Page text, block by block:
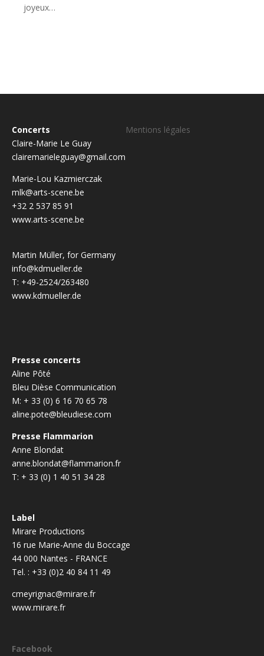
joyeux…
Concerts
Claire-Marie Le Guay
clairemarieleguay@gmail.com
Marie-Lou Kazmierczak
mlk@arts-scene.be
+32 2 537 85 91
www.arts-scene.be
Martin Müller, for Germany
info@kdmueller.de
T: +49-2524/263480
www.kdmueller.de
Mentions légales
Presse concerts
Aline Pôté
Bleu Dièse Communication
M: + 33 (0) 6 16 70 65 78
aline.pote@bleudiese.com
Presse Flammarion
Anne Blondat
anne.blondat@flammarion.fr
T: + 33 (0) 1 40 51 34 28
Label
Mirare Productions
16 rue Marie-Anne du Boccage
44 000 Nantes - FRANCE
Tel. : +33 (0)2 40 84 11 49
cmeyrignac@mirare.fr
www.mirare.fr
Facebook